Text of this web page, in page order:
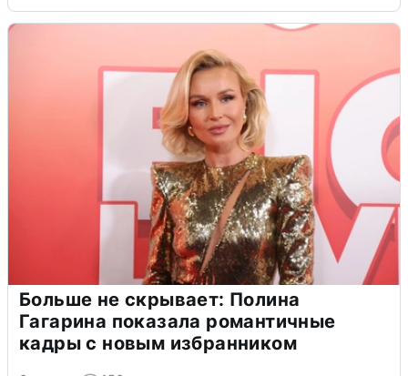
Больше не скрывает: Полина
Гагарина показала романтичные
кадры с новым избранником